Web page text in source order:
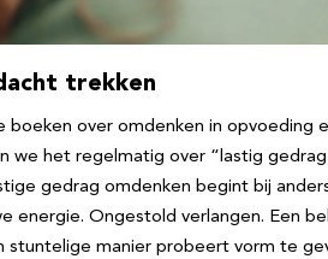
trekken
boeken over omdenken in opvoeding
we het regelmatig over “lastig
gedrag omdenken begint bij
energie. Ongestold verlangen. Een
stuntelige manier probeert vorm te